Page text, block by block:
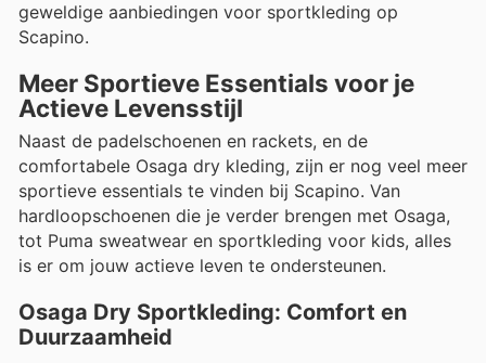
geweldige aanbiedingen voor sportkleding op
Scapino.
Meer Sportieve Essentials voor je
Actieve Levensstijl
Naast de padelschoenen en rackets, en de
comfortabele Osaga dry kleding, zijn er nog veel meer
sportieve essentials te vinden bij Scapino. Van
hardloopschoenen die je verder brengen met Osaga,
tot Puma sweatwear en sportkleding voor kids, alles
is er om jouw actieve leven te ondersteunen.
Osaga Dry Sportkleding: Comfort en
Duurzaamheid